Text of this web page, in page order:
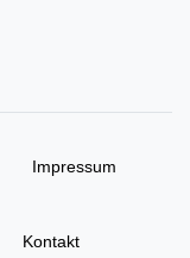
Impressum
Kontakt